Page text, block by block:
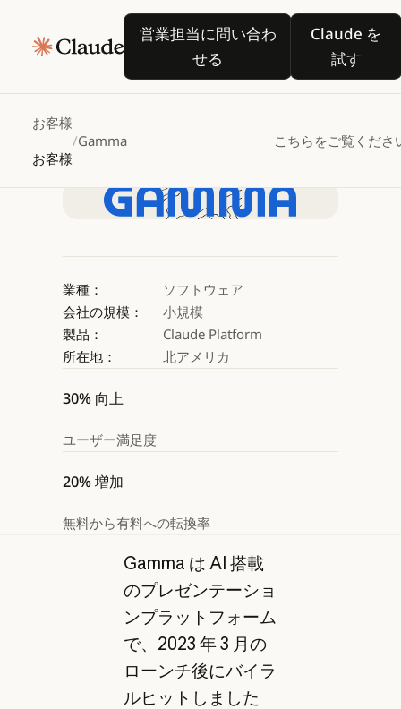
営業担当に問い合わ
せる
営業担当に問い合わせる
Claude を
試す
Claude
お客様
お客様
/Gamma こちらをご覧くださ
GammaがClaudeで
チームの洗練された
プレゼンテーション作
Claude を試す
Claude を試す
業種：
ソフトウェア
会社の規模：
小規模
製品：
Claude Platform
所在地：
北アメリカ
30% 向上
ユーザー満足度
20% 増加
無料から有料への転換率
Gamma は AI 搭載
のプレゼンテーショ
ンプラットフォーム
で、2023 年 3 月の
ローンチ後にバイラ
ルヒットしました